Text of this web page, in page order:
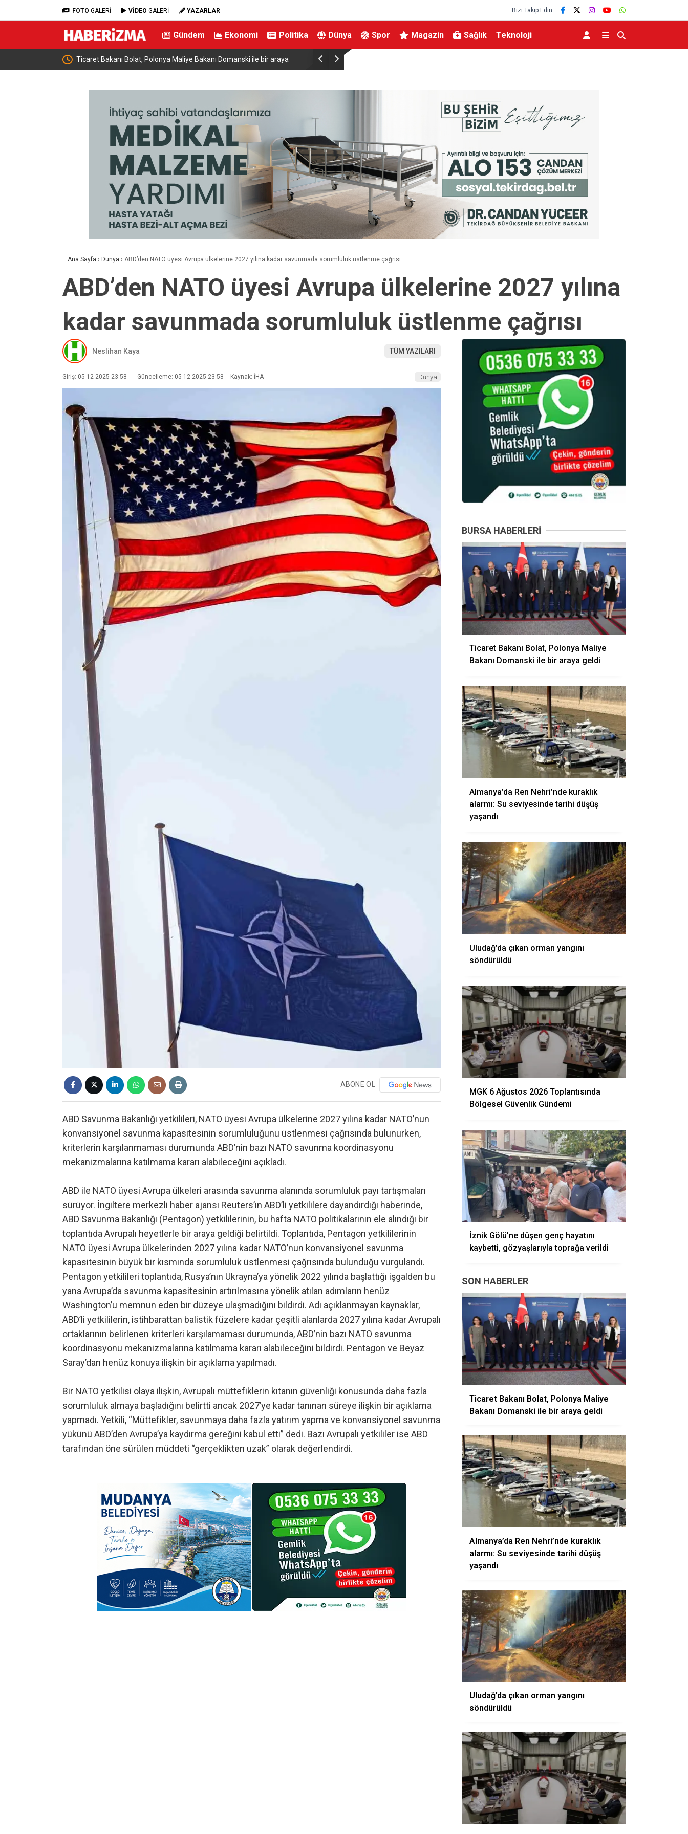
FOTO GALERİ VİDEO GALERİ YAZARLAR Bizi Takip Edin
Gündem Ekonomi Politika Dünya Spor Magazin Sağlık Teknoloji
Ticaret Bakanı Bolat, Polonya Maliye Bakanı Domanski ile bir araya Almanya’da Ren Nehri’nde kuraklık alarmı: Su seviyesinde tarihi düşüş
Ana Sayfa › Dünya › ABD’den NATO üyesi Avrupa ülkelerine 2027 yılına kadar savunmada sorumluluk üstlenme çağrısı
ABD’den NATO üyesi Avrupa ülkelerine 2027 yılına
kadar savunmada sorumluluk üstlenme çağrısı
Neslihan Kaya TÜM YAZILARI
Giriş: 05-12-2025 23:58 Güncelleme: 05-12-2025 23:58 Kaynak: İHA Dünya
ABONE OL
ABD Savunma Bakanlığı yetkilileri, NATO üyesi Avrupa ülkelerine 2027 yılına kadar NATO’nun
konvansiyonel savunma kapasitesinin sorumluluğunu üstlenmesi çağrısında bulunurken,
kriterlerin karşılanmaması durumunda ABD’nin bazı NATO savunma koordinasyonu
mekanizmalarına katılmama kararı alabileceğini açıkladı.
ABD ile NATO üyesi Avrupa ülkeleri arasında savunma alanında sorumluluk payı tartışmaları
sürüyor. İngiltere merkezli haber ajansı Reuters’ın ABD’li yetkililere dayandırdığı haberinde,
ABD Savunma Bakanlığı (Pentagon) yetkililerinin, bu hafta NATO politikalarının ele alındığı bir
toplantıda Avrupalı heyetlerle bir araya geldiği belirtildi. Toplantıda, Pentagon yetkililerinin
NATO üyesi Avrupa ülkelerinden 2027 yılına kadar NATO’nun konvansiyonel savunma
kapasitesinin büyük bir kısmında sorumluluk üstlenmesi çağrısında bulunduğu vurgulandı.
Pentagon yetkilileri toplantıda, Rusya’nın Ukrayna’ya yönelik 2022 yılında başlattığı işgalden bu
yana Avrupa’da savunma kapasitesinin artırılmasına yönelik atılan adımların henüz
Washington’u memnun eden bir düzeye ulaşmadığını bildirdi. Adı açıklanmayan kaynaklar,
ABD’li yetkililerin, istihbarattan balistik füzelere kadar çeşitli alanlarda 2027 yılına kadar Avrupalı
ortaklarının belirlenen kriterleri karşılamaması durumunda, ABD’nin bazı NATO savunma
koordinasyonu mekanizmalarına katılmama kararı alabileceğini bildirdi. Pentagon ve Beyaz
Saray’dan henüz konuya ilişkin bir açıklama yapılmadı.
Bir NATO yetkilisi olaya ilişkin, Avrupalı müttefiklerin kıtanın güvenliği konusunda daha fazla
sorumluluk almaya başladığını belirtti ancak 2027’ye kadar tanınan süreye ilişkin bir açıklama
yapmadı. Yetkili, “Müttefikler, savunmaya daha fazla yatırım yapma ve konvansiyonel savunma
yükünü ABD’den Avrupa’ya kaydırma gereğini kabul etti” dedi. Bazı Avrupalı yetkililer ise ABD
tarafından öne sürülen müddeti “gerçeklikten uzak” olarak değerlendirdi.
BURSA HABERLERI
Ticaret Bakanı Bolat, Polonya Maliye
Bakanı Domanski ile bir araya geldi
Almanya’da Ren Nehri’nde kuraklık
alarmı: Su seviyesinde tarihi düşüş
yaşandı
Uludağ’da çıkan orman yangını
söndürüldü
MGK 6 Ağustos 2026 Toplantısında
Bölgesel Güvenlik Gündemi
İznik Gölü’ne düşen genç hayatını
kaybetti, gözyaşlarıyla toprağa verildi
SON HABERLER
Ticaret Bakanı Bolat, Polonya Maliye
Bakanı Domanski ile bir araya geldi
Almanya’da Ren Nehri’nde kuraklık
alarmı: Su seviyesinde tarihi düşüş
yaşandı
Uludağ’da çıkan orman yangını
söndürüldü